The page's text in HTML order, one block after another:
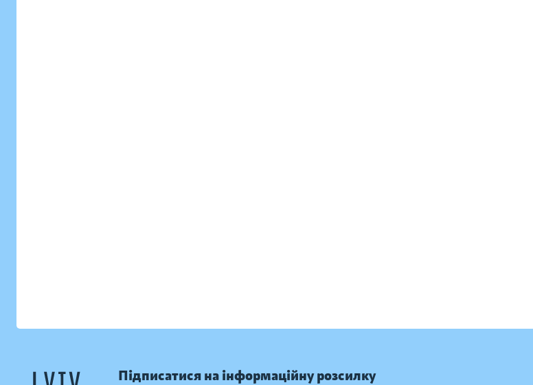
Підписатися на інформаційну розсилку